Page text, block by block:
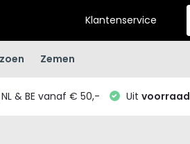
Klantenservice
Zemen
NL & BE vanaf € 50,- Uit voorraad